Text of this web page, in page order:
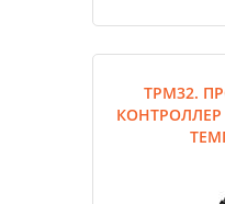
ТРМ32.